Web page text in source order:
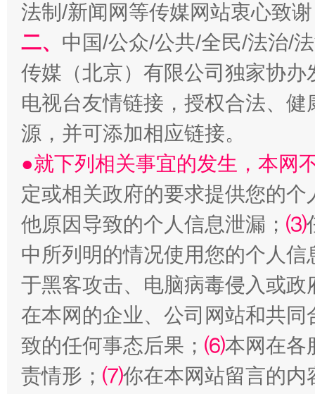
巳巳如意，开工大吉！ 三轮上
法制/新闻网等传媒网站衷心致
二、 中国/公众/公共/全民/法治/
传媒（北京）有限公司独家协
电视台友情链接，授权合法、
源，并可添加相应链接。
●就下列相关事宜的发生，本网
定或相关政府的要求提供您的个
他原因导致的个人信息泄漏； ⑶
中所列明的情况使用您的个人
于黑客攻击、电脑病毒侵入或
在本网的企业、公司网站和共
致的任何事态后果； ⑹本网在各
责情形； ⑺你在本网站留言的内